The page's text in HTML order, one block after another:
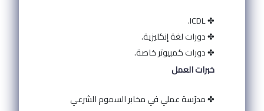
✤ ICDL.
✤ دورات لغة إنكليزية.
✤ دورات كمبيوتر خاصة.
خبرات العمل
✤ مدرَسة عملي في مخابر السموم الشرعي